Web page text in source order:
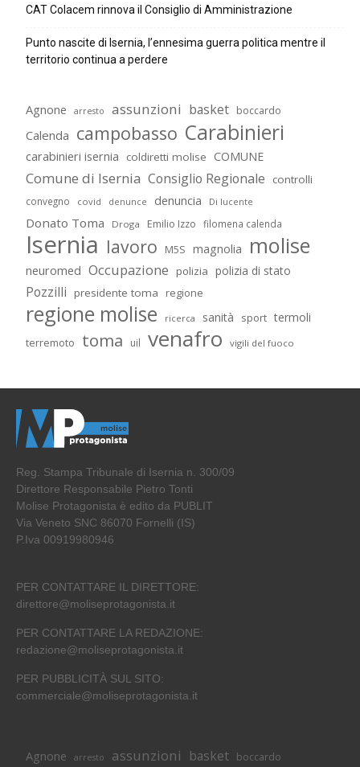
CAT Colacem rinnova il Consiglio di Amministrazione
Punto nascite di Isernia, l’ennesima guerra politica mentre il
territorio continua a perdere
Agnone arresto assunzioni basket boccardo
Calenda campobasso Carabinieri
carabinieri isernia coldiretti molise COMUNE
Comune di Isernia Consiglio Regionale controlli
convegno covid denunce denuncia Di lucente
Donato Toma Droga Emilio Izzo filomena calenda
Isernia lavoro M5S magnolia molise
neuromed Occupazione polizia polizia di stato
Pozzilli presidente toma regione
regione molise ricerca sanità sport termoli
terremoto toma uil venafro vigili del fuoco
Reg. Stampa Tribunale di Isernia n. 300/09
Direttore Responsabile Pietro Tonti
Molise Protagonista è edito da PUBLIT
Via Veneto SNC 86070 Fornelli (IS)
P.Iva 00919980946
PER CONTATTARE IL DIRETTORE:
direttore@moliseprotagonista.it
PER CONTATTARE LA REDAZIONE:
redazione@moliseprotagonista.it
PER PUBBLICITÀ SUL SITO:
commerciale@moliseprotagonista.it
Agnone arresto assunzioni basket boccardo